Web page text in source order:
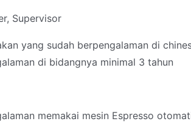
Supervisor
yang sudah berpengalaman di
di bidangnya minimal 3 tahun
memakai mesin Espresso